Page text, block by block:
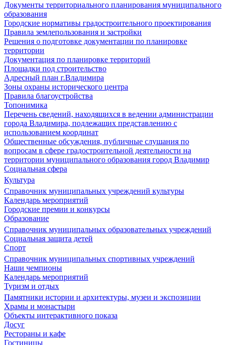
Документы территориального планирования муниципального
образования
Городские нормативы градостроительного проектирования
Правила землепользования и застройки
Решения о подготовке документации по планировке
территории
Документация по планировке территорий
Площадки под строительство
Адресный план г.Владимира
Зоны охраны исторического центра
Правила благоустройства
Топонимика
Перечень сведений, находящихся в ведении администрации
города Владимира, подлежащих представлению с
использованием координат
Общественные обсуждения, публичные слушания по
вопросам в сфере градостроительной деятельности на
территории муниципального образования город Владимир
Социальная сфера
Культура
Справочник муниципальных учреждений культуры
Календарь мероприятий
Городские премии и конкурсы
Образование
Справочник муниципальных образовательных учреждений
Социальная защита детей
Спорт
Справочник муниципальных спортивных учреждений
Наши чемпионы
Календарь мероприятий
Туризм и отдых
Памятники истории и архитектуры, музеи и экспозиции
Храмы и монастыри
Объекты интерактивного показа
Досуг
Рестораны и кафе
Гостиницы